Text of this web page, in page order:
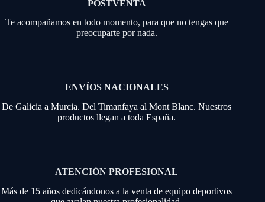
POSTVENTA
Te acompañamos en todo momento, para que no tengas que
preocuparte por nada.
ENVÍOS NACIONALES
De Galicia a Murcia. Del Timanfaya al Mont Blanc. Nuestros
productos llegan a toda España.
ATENCIÓN PROFESIONAL
Más de 15 años dedicándonos a la venta de equipo deportivos